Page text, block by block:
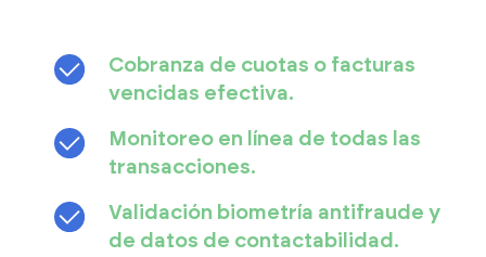
Cobranza de cuotas o facturas
vencidas efectiva.
Monitoreo en línea de todas las
transacciones.
Validación biometría antifraude y
de datos de contactabilidad.